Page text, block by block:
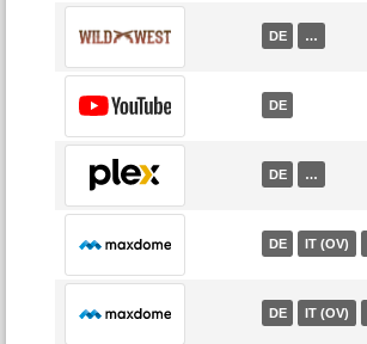
DE …
DE
DE …
DE IT (OV)
DE IT (OV)